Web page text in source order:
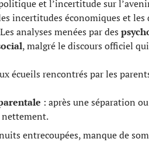
et l’incertitude sur
incertitudes économiques et
analyses menées par des
, malgré le discours officiel
écueils rencontrés par les
: après une séparation
nettement.
entrecoupées, manque de